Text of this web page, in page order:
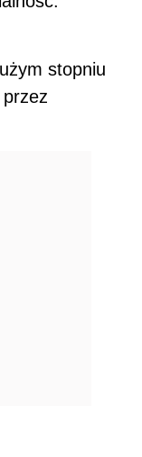
stopniu